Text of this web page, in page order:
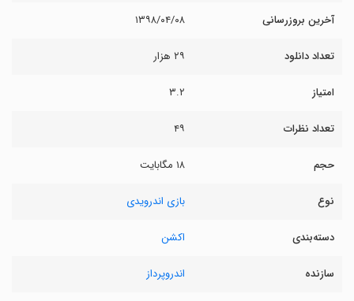
آخرین بروزرسانی ۱۳۹۸/۰۴/۰۸
تعداد دانلود ۲۹ هزار
امتیاز ۳.۲
تعداد نظرات ۴۹
حجم ۱۸ مگابایت
نوع بازی اندرویدی
دسته‌بندی اکشن
سازنده اندروپرداز